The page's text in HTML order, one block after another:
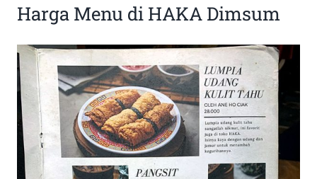
Harga Menu di HAKA Dimsum